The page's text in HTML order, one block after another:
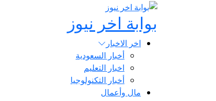
بوابة اخر نيوز
اخر الاخبار
أخبار السعودية
اخبار التعليم
أخبار التكنولوجيا
مال وأعمال